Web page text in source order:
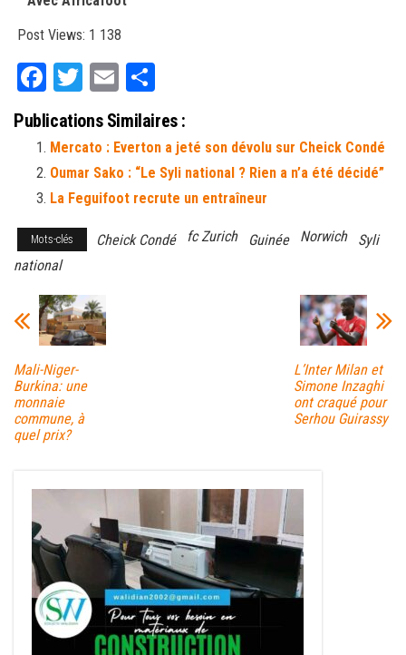
Post Views: 1 138
Fa
ce
bo
ok
T
tt
er
E
m
ail ag
er
Publications Similaires :
Mercato : Everton a jeté son dévolu sur Cheick Condé
Oumar Sako : “Le Syli national ? Rien a n’a été décidé”
La Feguifoot recrute un entraîneur
Mots-clés Cheick Condé fc Zurich Guinée Norwich
Syli
national
Mali-Niger-
Burkina: une
monnaie
commune, à
quel prix?
L’Inter Milan et
Simone Inzaghi
ont craqué pour
Serhou Guirassy